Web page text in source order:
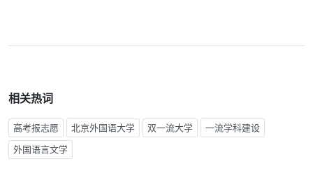
相关热词
高考报志愿 北京外国语大学 双一流大学 一流学科建设
外国语言文学